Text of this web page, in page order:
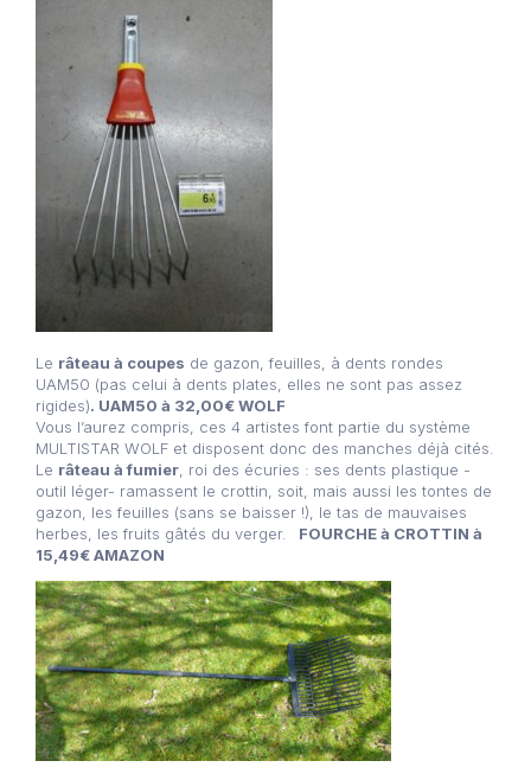
Le râteau à coupes de gazon, feuilles, à dents rondes
UAM50 (pas celui à dents plates, elles ne sont pas assez
rigides). UAM50 à 32,00€ WOLF
Vous l’aurez compris, ces 4 artistes font partie du système
MULTISTAR WOLF et disposent donc des manches déjà cités.
Le râteau à fumier , roi des écuries : ses dents plastique -
outil léger- ramassent le crottin, soit, mais aussi les tontes de
gazon, les feuilles (sans se baisser !), le tas de mauvaises
herbes, les fruits gâtés du verger.
FOURCHE à CROTTIN à
15,49€ AMAZON